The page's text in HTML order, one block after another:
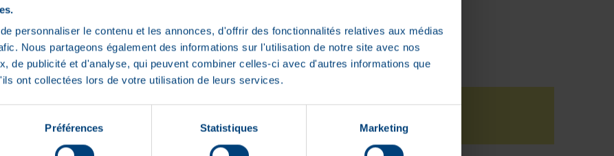
personnaliser le contenu et les annonces, d'offrir des fonctionnalités relatives aux médias
Nous partageons également des informations sur l'utilisation de notre site avec nos
de publicité et d'analyse, qui peuvent combiner celles-ci avec d'autres informations que
ont collectées lors de votre utilisation de leurs services.
Préférences Statistiques Marketing